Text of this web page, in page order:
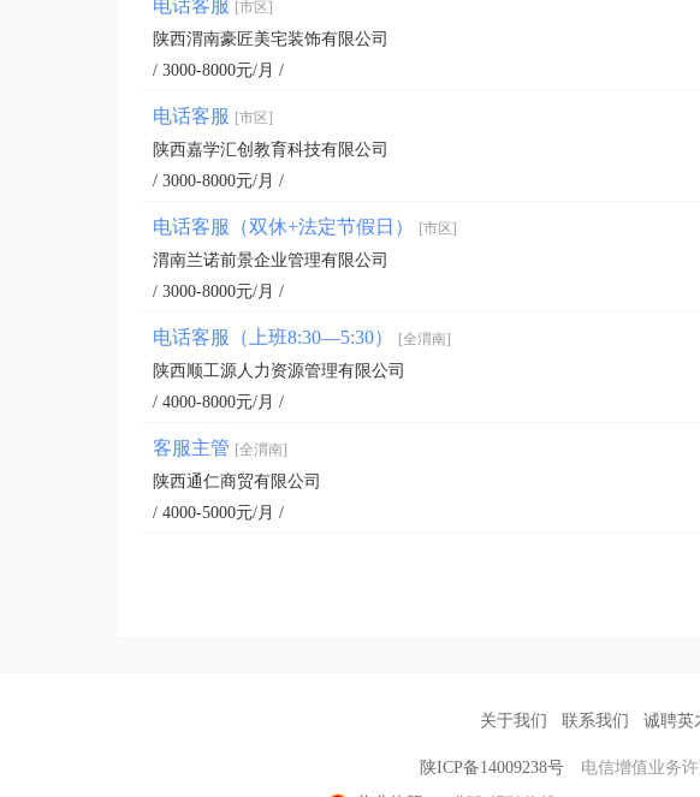
电话客服 [市区]
陕西渭南豪匠美宅装饰有限公司
/ 3000-8000元/月 /
电话客服 [市区]
陕西嘉学汇创教育科技有限公司
/ 3000-8000元/月 /
电话客服（双休+法定节假日） [市区]
渭南兰诺前景企业管理有限公司
/ 3000-8000元/月 /
电话客服（上班8:30—5:30） [全渭南]
陕西顺工源人力资源管理有限公司
/ 4000-8000元/月 /
客服主管 [全渭南]
陕西通仁商贸有限公司
/ 4000-5000元/月 /
关于我们 联系我们 诚聘英
陕ICP备14009238号 电信增值业务许